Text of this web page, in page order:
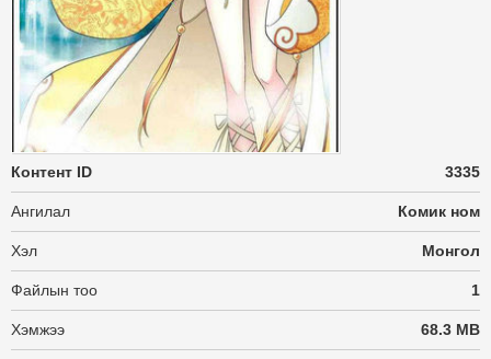
Контент ID 3335
Ангилал Комик ном
Хэл Монгол
Файлын тоо 1
Хэмжээ 68.3 MB